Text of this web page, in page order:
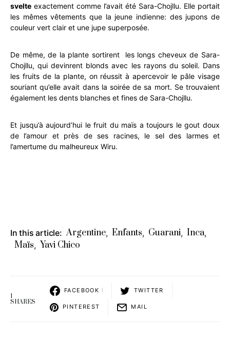
svelte exactement comme l’avait été Sara-Chojllu. Elle portait
les mêmes vêtements que la jeune indienne: des jupons de
couleur vert clair et une jupe superposée.
De même, de la plante sortirent les longs cheveux de Sara-
Chojllu, qui devinrent blonds avec les rayons du soleil. Dans
les fruits de la plante, on réussit à apercevoir le pâle visage
souriant qu’elle avait dans la soirée de sa mort. Se trouvaient
également les dents blanches et fines de Sara-Chojllu.
Et jusqu’à aujourd’hui le fruit du maïs a toujours le gout doux
de l’amour et près de ses racines, le sel des larmes et
l’amertume du malheureux Wiru.
In this article: Argentine, Enfants, Guarani, Inca,
Maïs, Yavi Chico
1
SHARES
FACEBOOK 1 TWITTER
PINTEREST MAIL